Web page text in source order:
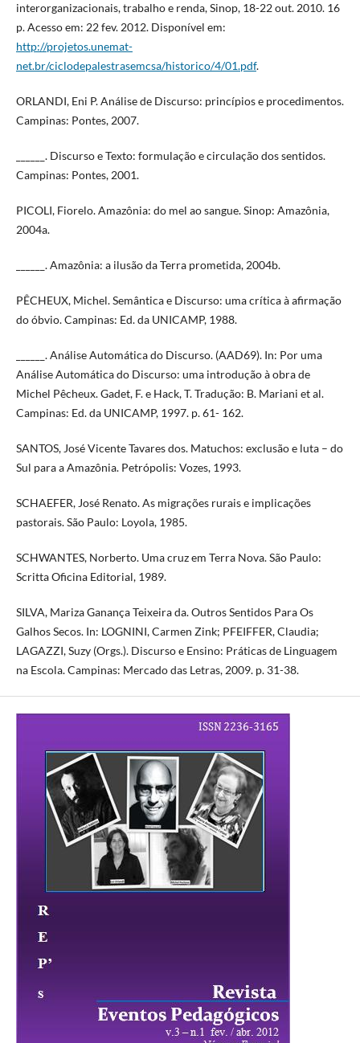
interorganizacionais, trabalho e renda, Sinop, 18-22 out. 2010. 16
p. Acesso em: 22 fev. 2012. Disponível em:
http://projetos.unemat-
net.br/ciclodepalestrasemcsa/historico/4/01.pdf.
ORLANDI, Eni P. Análise de Discurso: princípios e procedimentos.
Campinas: Pontes, 2007.
______. Discurso e Texto: formulação e circulação dos sentidos.
Campinas: Pontes, 2001.
PICOLI, Fiorelo. Amazônia: do mel ao sangue. Sinop: Amazônia,
2004a.
______. Amazônia: a ilusão da Terra prometida, 2004b.
PÊCHEUX, Michel. Semântica e Discurso: uma crítica à afirmação
do óbvio. Campinas: Ed. da UNICAMP, 1988.
______. Análise Automática do Discurso. (AAD69). In: Por uma
Análise Automática do Discurso: uma introdução à obra de
Michel Pêcheux. Gadet, F. e Hack, T. Tradução: B. Mariani et al.
Campinas: Ed. da UNICAMP, 1997. p. 61- 162.
SANTOS, José Vicente Tavares dos. Matuchos: exclusão e luta – do
Sul para a Amazônia. Petrópolis: Vozes, 1993.
SCHAEFER, José Renato. As migrações rurais e implicações
pastorais. São Paulo: Loyola, 1985.
SCHWANTES, Norberto. Uma cruz em Terra Nova. São Paulo:
Scritta Oficina Editorial, 1989.
SILVA, Mariza Ganança Teixeira da. Outros Sentidos Para Os
Galhos Secos. In: LOGNINI, Carmen Zink; PFEIFFER, Claudia;
LAGAZZI, Suzy (Orgs.). Discurso e Ensino: Práticas de Linguagem
na Escola. Campinas: Mercado das Letras, 2009. p. 31-38.